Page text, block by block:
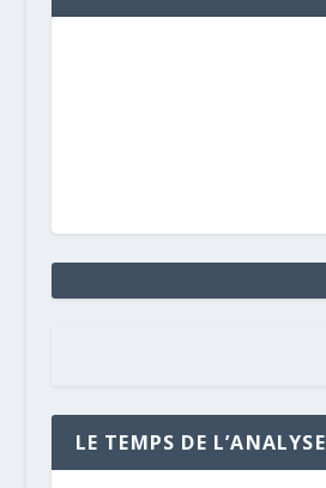
LE TEMPS DE L’ANALYSE